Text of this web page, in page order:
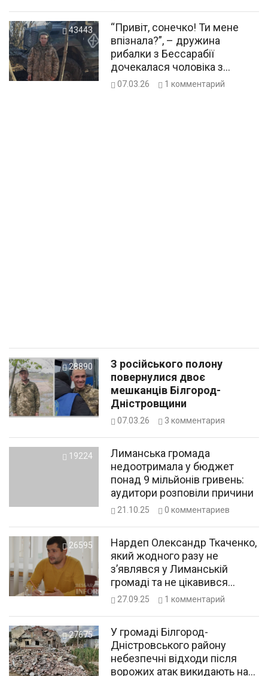
43443
“Привіт, сонечко! Ти мене
впізнала?”, – дружина
рибалки з Бессарабії
дочекалася чоловіка з
російського полону
07.03.26 1 комментарий
28890
З російського полону
повернулися двоє
мешканців Білгород-
Дністровщини
07.03.26 3 комментария
19224
Лиманська громада
недоотримала у бюджет
понад 9 мільйонів гривень:
аудитори розповіли причини
21.10.25 0 комментариев
26595
Нардеп Олександр Ткаченко,
який жодного разу не
з’являвся у Лиманській
громаді та не цікавився
життям людей, вирішив
27.09.25 1 комментарий
27675
У громаді Білгород-
Дністровського району
небезпечні відходи після
ворожих атак викидають на